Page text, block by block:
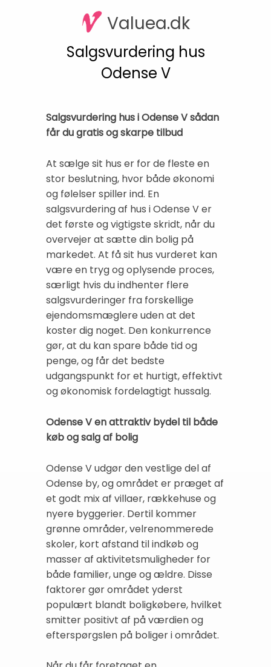
Valuea.dk
Salgsvurdering hus
Odense V
Salgsvurdering hus i Odense V sådan
får du gratis og skarpe tilbud
At sælge sit hus er for de fleste en
stor beslutning, hvor både økonomi
og følelser spiller ind. En
salgsvurdering af hus i Odense V er
det første og vigtigste skridt, når du
overvejer at sætte din bolig på
markedet. At få sit hus vurderet kan
være en tryg og oplysende proces,
særligt hvis du indhenter flere
salgsvurderinger fra forskellige
ejendomsmæglere uden at det
koster dig noget. Den konkurrence
gør, at du kan spare både tid og
penge, og får det bedste
udgangspunkt for et hurtigt, effektivt
og økonomisk fordelagtigt hussalg.
Odense V en attraktiv bydel til både
køb og salg af bolig
Odense V udgør den vestlige del af
Odense by, og området er præget af
et godt mix af villaer, rækkehuse og
nyere byggerier. Dertil kommer
grønne områder, velrenommerede
skoler, kort afstand til indkøb og
masser af aktivitetsmuligheder for
både familier, unge og ældre. Disse
faktorer gør området yderst
populært blandt boligkøbere, hvilket
smitter positivt af på værdien og
efterspørgslen på boliger i området.